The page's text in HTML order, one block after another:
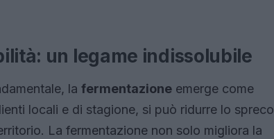
un legame indissolubile
la fermentazione emerge come
locali e di stagione, si può ridurre lo spreco
La fermentazione non solo migliora la